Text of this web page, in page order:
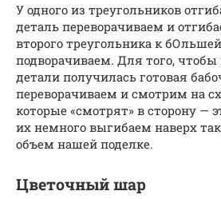
У одного из треугольников
деталь переворачиваем и
второго треугольника к
подворачиваем. Для того,
детали получилась готовая
переворачиваем и смотрим на
которые «смотрят» в сторону —
их немного выгибаем наверх
объем нашей поделке.
Цветочный шар